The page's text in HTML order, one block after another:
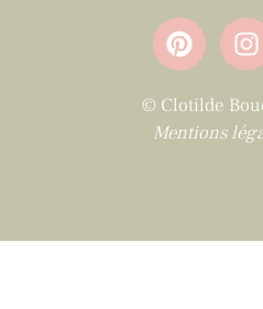
© Clotilde
Mentions